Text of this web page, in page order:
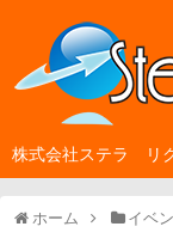
株式会社ステラ リ
ホーム イベ